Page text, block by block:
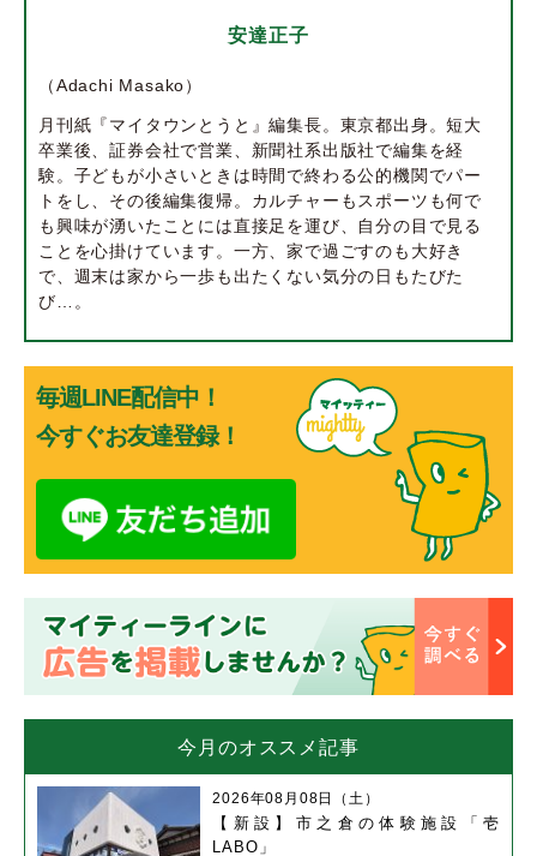
安達正子
（Adachi Masako）
月刊紙『マイタウンとうと』編集長。東京都出身。短大
卒業後、証券会社で営業、新聞社系出版社で編集を経
験。子どもが小さいときは時間で終わる公的機関でパー
トをし、その後編集復帰。カルチャーもスポーツも何で
も興味が湧いたことには直接足を運び、自分の目で見る
ことを心掛けています。一方、家で過ごすのも大好き
で、週末は家から一歩も出たくない気分の日もたびた
び…。
毎週LINE配信中！
今すぐお友達登録！
今月のオススメ記事
【新設】市之倉の体験施設「壱
LABO」
2026年08月08日（土）